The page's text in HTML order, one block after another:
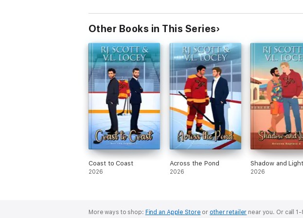
Other Books in This Series
Coast to Coast
2026
Across the Pond
2026
Shadow and Light
2026
More ways to shop: Find an Apple Store or other retailer near you. Or call 1-